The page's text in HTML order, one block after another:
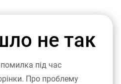
не так
під час
Про проблему